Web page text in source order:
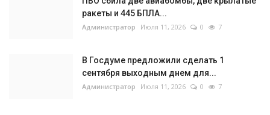
ракеты и 445 БПЛА...
Администратор Июля 11, 2026 0 7
В Госдуме предложили сделать 1
сентября выходным днем для...
Администратор Июля 11, 2026 0 7